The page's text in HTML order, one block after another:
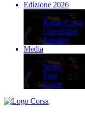
Edizione 2026
Edizione 2026
Recap Corsa
Classifiche
Squadre
Media
Media
News
Foto
Video